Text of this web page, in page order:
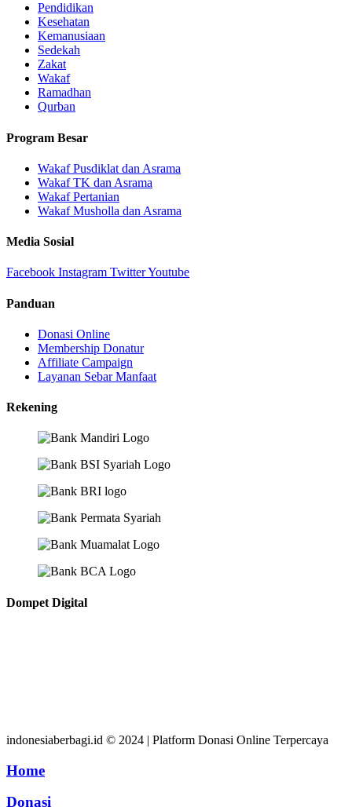
Pendidikan
Kesehatan
Kemanusiaan
Sedekah
Zakat
Wakaf
Ramadhan
Qurban
Program Besar
Wakaf Pusdiklat dan Asrama
Wakaf TK dan Asrama
Wakaf Pertanian
Wakaf Musholla dan Asrama
Media Sosial
Facebook Instagram TwitterYoutube
Panduan
Donasi Online
Membership Donatur
Affiliate Campaign
Layanan Sebar Manfaat
Rekening
Dompet Digital
indonesiaberbagi.id © 2024 | Platform Donasi Online Terpercaya
Home
Donasi